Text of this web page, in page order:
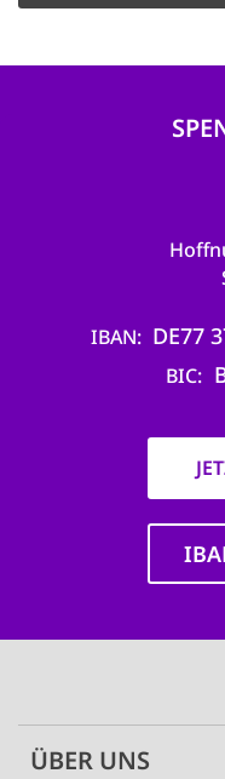
IBAN DE77
BIC
ÜBER UNS